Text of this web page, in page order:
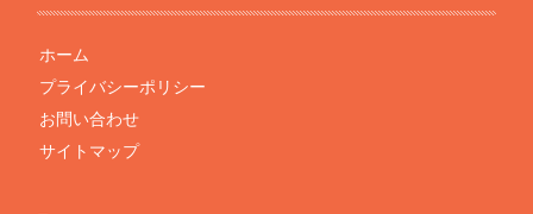
ホーム
プライバシーポリシー
お問い合わせ
サイトマップ